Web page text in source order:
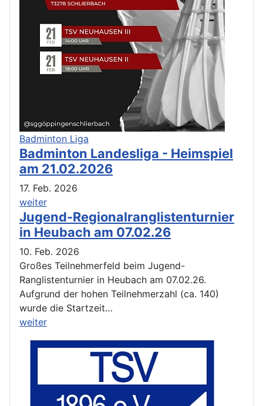
Badminton Liga
Badminton Landesliga - Heimspiel
am 21.02.2026
17. Feb. 2026
weiter
Jugend-Regionalranglistenturnier
in Heubach am 07.02.26
10. Feb. 2026
Großes Teilnehmerfeld beim Jugend-
Ranglistenturnier in Heubach am 07.02.26.
Aufgrund der hohen Teilnehmerzahl (ca. 140)
wurde die Startzeit…
weiter